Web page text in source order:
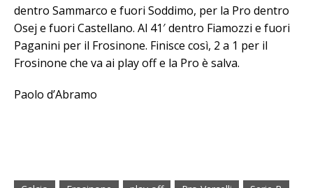
dentro Sammarco e fuori Soddimo, per la Pro dentro
Osej e fuori Castellano. Al 41′ dentro Fiamozzi e fuori
Paganini per il Frosinone. Finisce così, 2 a 1 per il
Frosinone che va ai play off e la Pro è salva.
Paolo d’Abramo